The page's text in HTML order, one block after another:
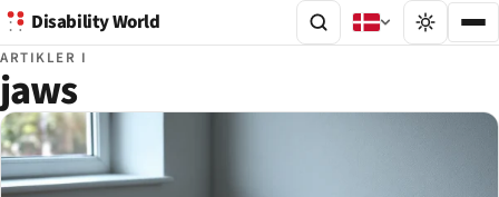
Disability World
ARTIKLER I
jaws